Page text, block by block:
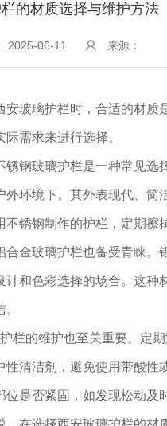
的材质选择与维护方法
2025-06-11 来源：
安玻璃护栏时，合适的材质
需求来进行选择。
锈钢玻璃护栏是一种常见选
外环境下。其外表现代、简
不锈钢制作的护栏，定期擦
合金玻璃护栏也备受青睐。
计和色彩选择的场合。这种
栏的维护也至关重要。定
性清洁剂，避免使用带酸性
位是否紧固，如发现松动及